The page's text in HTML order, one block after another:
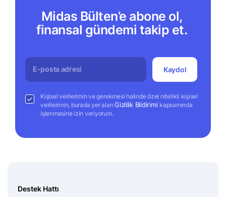
Midas Bülten’e abone ol,
finansal gündemi takip et.
Kaydol
Kişisel verilerimin ve gerekmesi halinde özel nitelikli kişisel
verilerimin, burada yer alanGizlilik Bildirimi kapsamında
işlenmesine izin veriyorum.
Destek Hattı